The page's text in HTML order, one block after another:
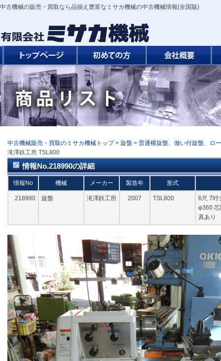
中古機械の販売・買取なら品揃え豊富なミサカ機械の中古機械情報(全国版)
中古機械販売・買取のミサカ機械トップ > 旋盤 > 普通横旋盤、倣い付旋盤、ロ
滝澤鉄工所 TSL800
情報No.218990の詳細
情報No 機械 メーカー 製造年 形式
218990 旋盤 滝澤鉄工所 2007 TSL800
6尺 7吋
φ360 芯
真あり